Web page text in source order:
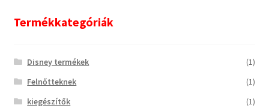
Termékkategóriák
Disney termékek
(1)
Felnőtteknek
(1)
kiegészítők
(1)